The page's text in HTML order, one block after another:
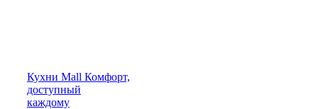
Кухни Mall Комфорт,
доступный
каждому